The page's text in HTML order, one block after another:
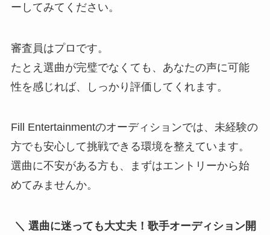
ーしてみてください。
審査員はプロです。
たとえ選曲が完璧でなくても、あなたの声に可能
性を感じれば、しっかり評価してくれます。
Fill Entertainmentのオーディションでは、未経験の
方でも安心して挑戦できる環境を整えています。
選曲に不安がある方も、まずはエントリーから始
めてみませんか。
＼ 選曲に迷っても大丈夫！歌手オーディション開